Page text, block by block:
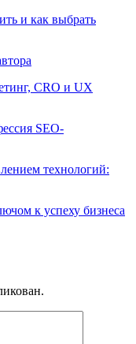
и как выбрать
CRO и UX
SEO-
технологий:
к успеху бизнеса